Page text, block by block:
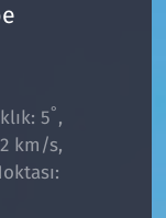
5° ,
km/s,